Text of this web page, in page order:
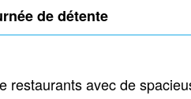
de détente
restaurants avec de